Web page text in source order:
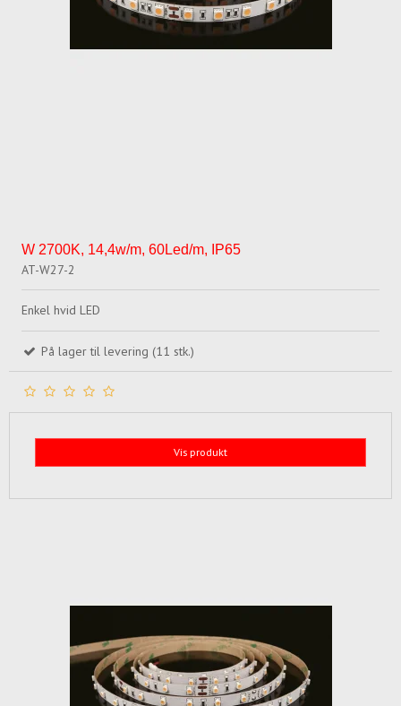
W 2700K, 14,4w/m, 60Led/m, IP65
AT-W27-2
Enkel hvid LED
På lager til levering (11 stk.)
Vis produkt